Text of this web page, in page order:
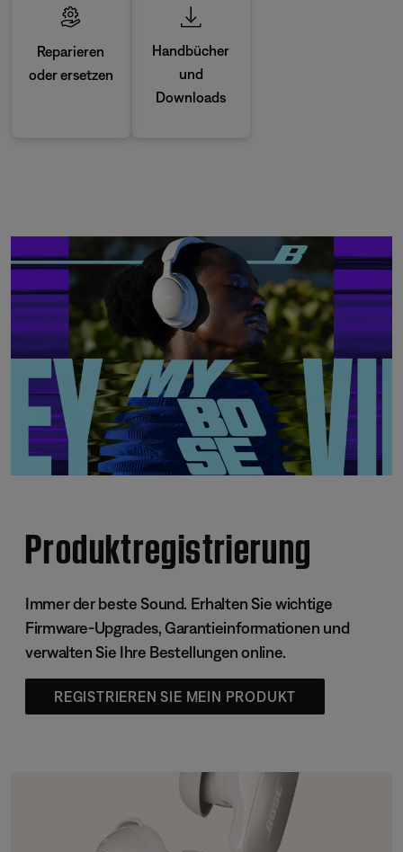
Reparieren
oder ersetzen
Handbücher
und
Downloads
Produktregistrierung
Immer der beste Sound. Erhalten Sie wichtige
Firmware-Upgrades, Garantieinformationen und
verwalten Sie Ihre Bestellungen online.
REGISTRIEREN SIE MEIN PRODUKT